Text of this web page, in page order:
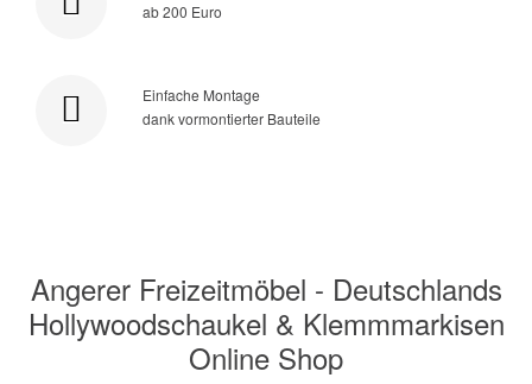
ab 200 Euro
Einfache Montage
dank vormontierter Bauteile
Angerer Freizeitmöbel - Deutschlands
Hollywoodschaukel & Klemmmarkisen
Online Shop